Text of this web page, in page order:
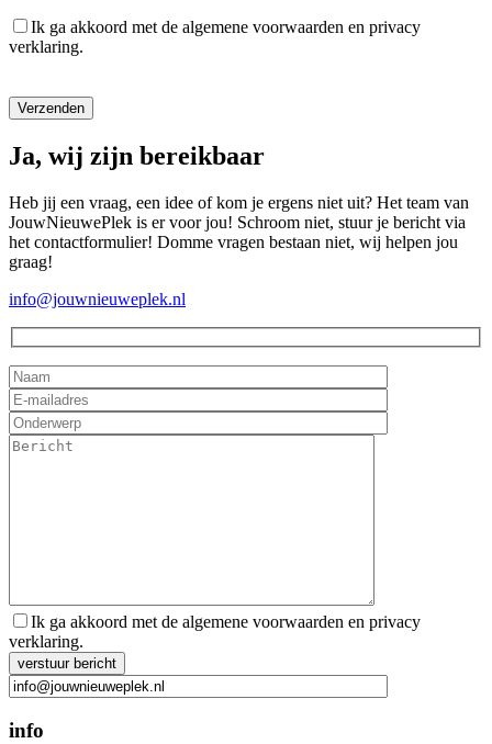
Ik ga akkoord met de algemene voorwaarden en privacy
verklaring.
Ja, wij zijn bereikbaar
Heb jij een vraag, een idee of kom je ergens niet uit? Het team van
JouwNieuwePlek is er voor jou! Schroom niet, stuur je bericht via
het contactformulier! Domme vragen bestaan niet, wij helpen jou
graag!
info@jouwnieuweplek.nl
Ik ga akkoord met de algemene voorwaarden en privacy
verklaring.
Gelieve dit veld leeg te laten.
info